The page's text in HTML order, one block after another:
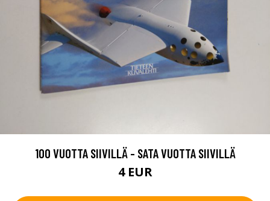
100 VUOTTA SIIVILLÄ - SATA VUOTTA SIIVILLÄ
4 EUR